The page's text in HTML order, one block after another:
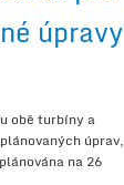
úpravy
obě turbíny a
úprav,
na 26